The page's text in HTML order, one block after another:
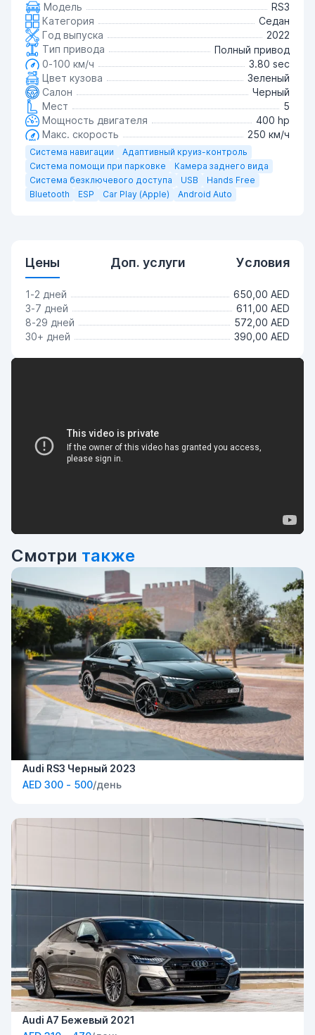
Модель
RS3
Категория
Седан
Год выпуска
2022
Тип привода
Полный привод
0-100 км/ч
3.80 sec
Цвет кузова
Зеленый
Салон
Черный
Мест
5
Мощность двигателя
400 hp
Макс. скорость
250 км/ч
Система навигации
Адаптивный круиз-контроль
Система помощи при парковке
Камера заднего вида
Система безключевого доступа
USB
Hands Free
Bluetooth
ESP Car Play (Apple) Android Auto
Цены Доп. услуги Условия
1-2 дней
650,00 AED
3-7 дней
611,00 AED
8-29 дней
572,00 AED
30+ дней
390,00 AED
Смотри также
Audi RS3 Черный 2023
AED 300 - 500/день
Audi A7 Бежевый 2021